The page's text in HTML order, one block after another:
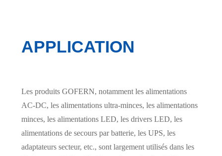
APPLICATION
Les produits GOFERN, notamment les alimentations
AC-DC, les alimentations ultra-minces, les alimentations
minces, les alimentations LED, les drivers LED, les
alimentations de secours par batterie, les UPS, les
adaptateurs secteur, etc., sont largement utilisés dans les